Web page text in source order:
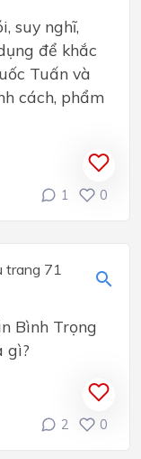
suy nghĩ,
để khắc
Tuấn và
cách, phẩm
1 0
trang 71
Bình Trọng
gì?
2 0